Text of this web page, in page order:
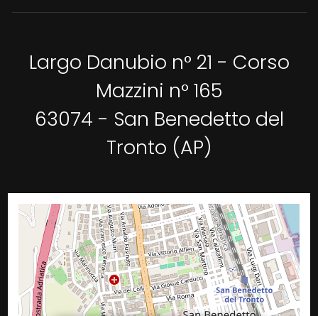
Largo Danubio n° 21 - Corso
Mazzini n° 165
63074 - San Benedetto del
Tronto (AP)